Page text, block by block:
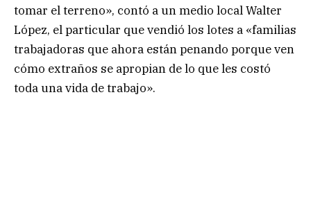
tomar el terreno», contó a un medio local Walter
López, el particular que vendió los lotes a «familias
trabajadoras que ahora están penando porque ven
cómo extraños se apropian de lo que les costó
toda una vida de trabajo».